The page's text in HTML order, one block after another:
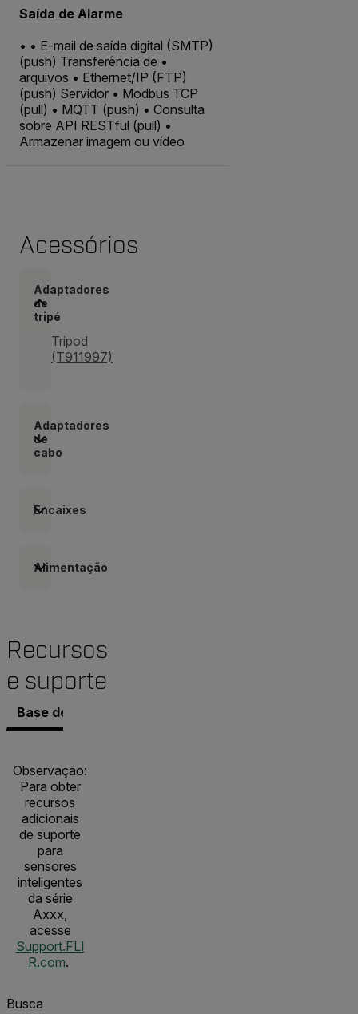
Saída de Alarme
• • E-mail de saída digital (SMTP)
(push) Transferência de •
arquivos • Ethernet/IP (FTP)
(push) Servidor • Modbus TCP
(pull) • MQTT (push) • Consulta
sobre API RESTful (pull) •
Armazenar imagem ou vídeo
Acessórios
Adaptadores
de
tripé
Tripod
(T911997)
Adaptadores
de
cabo
Encaixes
Alimentação
Recursos
e suporte
Base de conhecimento
Observação:
Para obter
recursos
adicionais
de suporte
para
sensores
inteligentes
da série
Axxx,
acesse
Support.FLI
R.com.
Busca